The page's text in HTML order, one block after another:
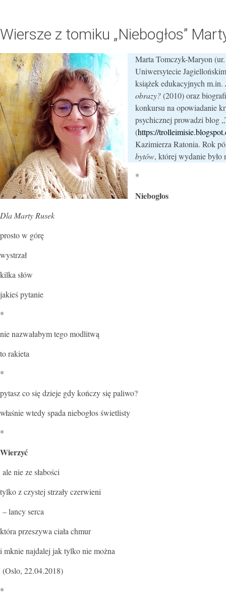
Wiersze z tomiku „Niebogłos”
Marta Tomczyk-Maryon
Uniwersytecie
książek edukacyjnych m.in.
obrazy?(2010) oraz
konkursu na opowiadanie
psychicznej prowadzi blog
(https://
Kazimierza Ratonia. Rok
bytów, której wydanie
*
Niebogłos
Dla Marty Rusek
prosto w górę
wystrzał
kilka słów
jakieś pytanie
*
nie nazwałabym tego modlitwą
to rakieta
*
pytasz co się dzieje gdy kończy się paliwo?
właśnie wtedy spada niebogłos świetlisty
*
Wierzyć
ale nie ze słabości
tylko z czystej strzały czerwieni
– lancy serca
która przeszywa ciała chmur
i mknie najdalej jak tylko nie można
(Oslo, 22.04.2018)
*